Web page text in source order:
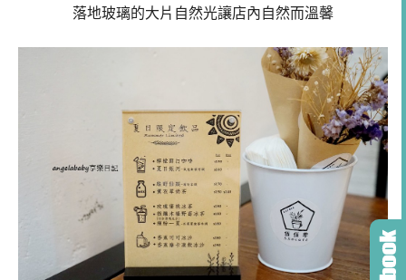
落地玻璃的大片自然光讓店內自然而溫馨